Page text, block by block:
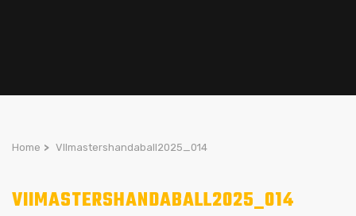
Home > VIImastershandaball2025_014
VIIMASTERSHANDABALL2025_014